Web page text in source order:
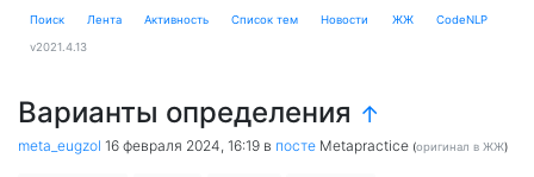
Поиск Лента Активность Cписок тем Новости ЖЖ CodeNLP
v2021.4.13
Варианты определения ↑
meta_eugzol 16 февраля 2024, 16:19 в посте Metapractice (оригинал в ЖЖ)